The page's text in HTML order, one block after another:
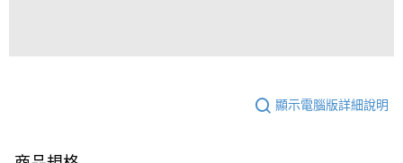
顯示電腦版詳細說明